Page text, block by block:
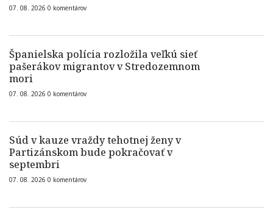
07. 08. 2026 0 komentárov
Španielska polícia rozložila veľkú sieť
pašerákov migrantov v Stredozemnom
mori
07. 08. 2026 0 komentárov
Súd v kauze vraždy tehotnej ženy v
Partizánskom bude pokračovať v
septembri
07. 08. 2026 0 komentárov